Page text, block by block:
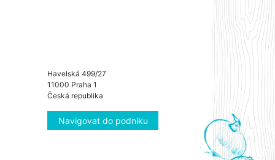
Havelská 499/27
11000 Praha 1
Česká republika
Navigovat do podniku